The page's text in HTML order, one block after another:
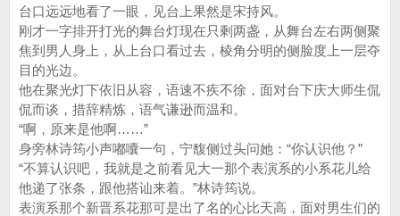
台口远远地看了一眼，见台上果然是宋持风。
刚才一字排开打光的舞台灯现在只剩两盏，从舞台左右两侧聚
焦到男人身上，从上台口看过去，棱角分明的侧脸度上一层夺
目的光边。
他在聚光灯下依旧从容，语速不疾不徐，面对台下庆大师生侃
侃而谈，措辞精炼，语气谦逊而温和。
“啊，原来是他啊……”
身旁林诗筠小声嘟囔一句，宁馥侧过头问她：“你认识他？”
“不算认识吧，我就是之前看见大一那个表演系的小系花儿给
他递了张条，跟他搭讪来着。”林诗筠说。
表演系那个新晋系花那可是出了名的心比天高，面对男生们的